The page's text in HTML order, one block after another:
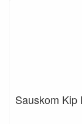
Sauskom Kip